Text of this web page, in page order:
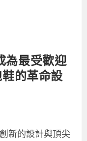
最受歡迎
的革命設
新的設計與頂尖